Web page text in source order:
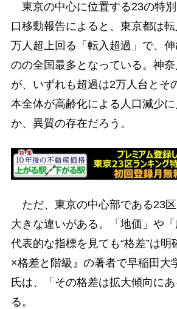
東京の中心に位置する23の特
口移動報告によると、東京都は
万人超上回る「転入超過」で、
のの全国最多となっている。神奈
が、いずれも超過は2万人台とそ
本全体が高齢化による人口減少
か、異質の存在だろう。
ただ、東京の中心部である23
大きな違いがある。「地価」や
代表的な指標を見ても“格差”は明
×格差と階級』の著者で早稲田大
氏は、「その格差は拡大傾向に
る。